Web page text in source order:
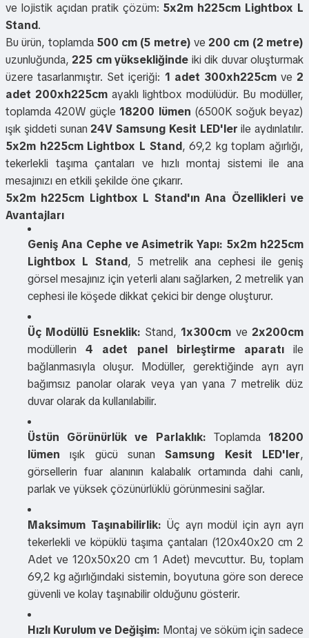
ve lojistik açıdan pratik çözüm: 5x2m h225cm Lightbox L
Stand.
Bu ürün, toplamda 500 cm (5 metre) ve200 cm (2 metre)
uzunluğunda,225 cm yüksekliğinde iki dik duvar oluşturmak
üzere tasarlanmıştır. Set içeriği: 1 adet 300xh225cmve 2
adet 200xh225cm ayaklı lightbox modülüdür. Bu modüller,
toplamda 420W güçle 18200 lümen (6500K soğuk beyaz)
ışık şiddeti sunan24V Samsung Kesit LED'ler ile aydınlatılır.
5x2m h225cm Lightbox L Stand, 69,2 kg toplam ağırlığı,
tekerlekli taşıma çantaları ve hızlı montaj sistemi ile ana
mesajınızı en etkili şekilde öne çıkarır.
5x2m h225cm Lightbox L Stand'ın Ana Özellikleri ve
Avantajları
Geniş Ana Cephe ve Asimetrik Yapı: 5x2m h225cm
Lightbox L Stand, 5 metrelik ana cephesi ile geniş
görsel mesajınız için yeterli alanı sağlarken, 2 metrelik yan
cephesi ile köşede dikkat çekici bir denge oluşturur.
Üç Modüllü Esneklik: Stand, 1x300cm ve2x200cm
modüllerin4 adet panel birleştirme aparatıile
bağlanmasıyla oluşur. Modüller, gerektiğinde ayrı ayrı
bağımsız panolar olarak veya yan yana 7 metrelik düz
duvar olarak da kullanılabilir.
Üstün Görünürlük ve Parlaklık: Toplamda 18200
lümen ışık gücü sunanSamsung Kesit LED'ler,
görsellerin fuar alanının kalabalık ortamında dahi canlı,
parlak ve yüksek çözünürlüklü görünmesini sağlar.
Maksimum Taşınabilirlik: Üç ayrı modül için ayrı ayrı
tekerlekli ve köpüklü taşıma çantaları (120x40x20 cm 2
Adet ve 120x50x20 cm 1 Adet) mevcuttur. Bu, toplam
69,2 kg ağırlığındaki sistemin, boyutuna göre son derece
güvenli ve kolay taşınabilir olduğunu gösterir.
Hızlı Kurulum ve Değişim: Montaj ve söküm için sadece